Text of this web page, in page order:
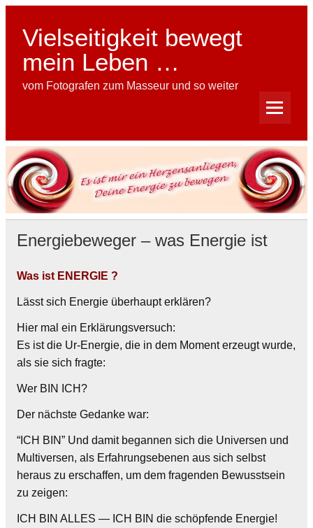
Skip
contentVielseitigkeit bewegt
mein Leben …
vom Fotografen zum Masseur und so weiter
Energiebeweger – was Energie ist
Was ist ENERGIE ?
Lässt sich Energie überhaupt erklären?
Hier mal ein Erklärungsversuch:
Es ist die Ur-Energie, die in dem Moment erzeugt wurde,
als sie sich fragte:
Wer BIN ICH?
Der nächste Gedanke war:
“ICH BIN” Und damit begannen sich die Universen und
Multiversen, als Erfahrungsebenen aus sich selbst
heraus zu erschaffen, um dem fragenden Bewusstsein
zu zeigen:
ICH BIN ALLES — ICH BIN die schöpfende Energie!